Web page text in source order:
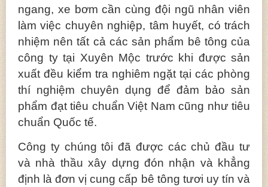
ngang, xe bơm cần cùng đội ngũ nhân viên
làm việc chuyên nghiệp, tâm huyết, có trách
nhiệm nên tất cả các sản phẩm bê tông của
công ty tại Xuyên Mộc trước khi được sản
xuất đều kiểm tra nghiêm ngặt tại các phòng
thí nghiệm chuyên dụng để đảm bảo sản
phẩm đạt tiêu chuẩn Việt Nam cũng như tiêu
chuẩn Quốc tế.
Công ty chúng tôi đã được các chủ đầu tư
và nhà thầu xây dựng đón nhận và khẳng
định là đơn vị cung cấp bê tông tươi uy tín và